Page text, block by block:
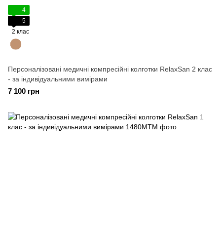
4
5
2 клас
Персоналізовані медичні компресійні колготки RelaxSan 2 клас
- за індивідуальними вимірами
7 100 грн